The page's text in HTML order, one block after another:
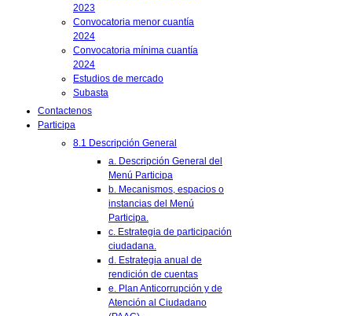
2023
Convocatoria menor cuantía
2024
Convocatoria mínima cuantía
2024
Estudios de mercado
Subasta
Contactenos
Participa
8.1 Descripción General
a. Descripción General del
Menú Participa
b. Mecanismos, espacios o
instancias del Menú
Participa.
c. Estrategia de participación
ciudadana.
d. Estrategia anual de
rendición de cuentas
e. Plan Anticorrupción y de
Atención al Ciudadano